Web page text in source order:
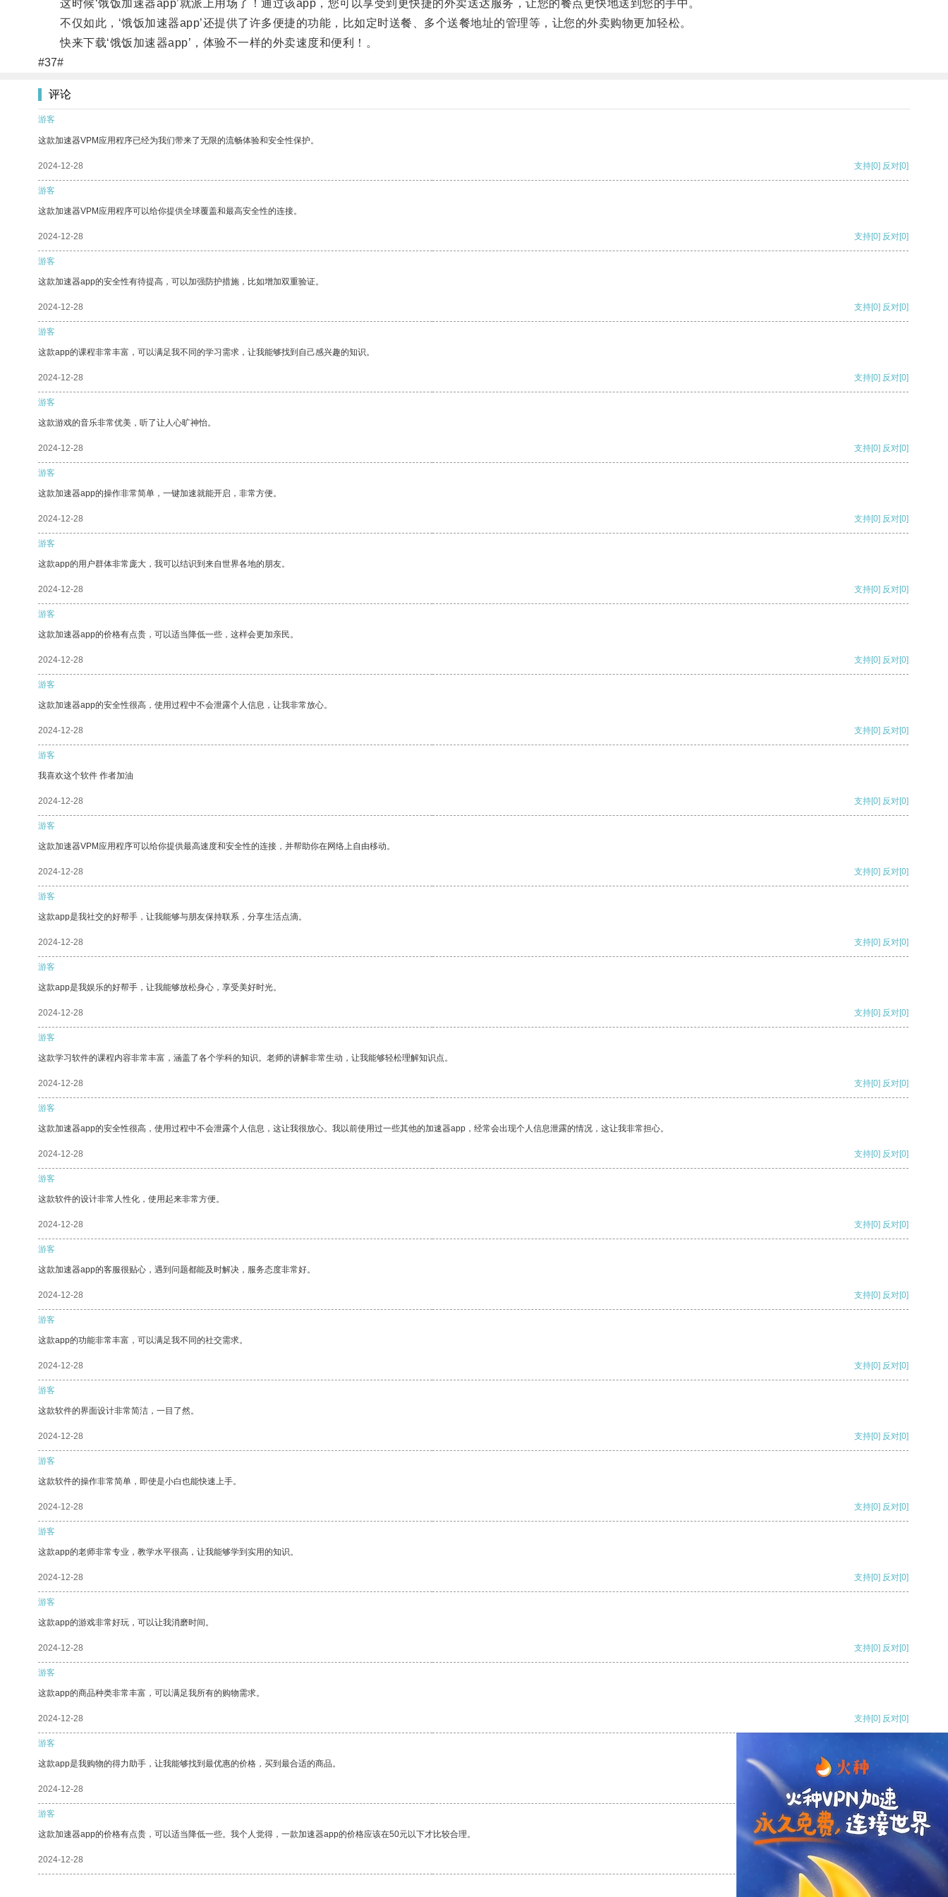
这时候‘饿饭加速器app’就派上用场了！通过该app，您可以享受到更快捷的外卖送达服务，让您的餐点更快地送到您的手中。
不仅如此，‘饿饭加速器app’还提供了许多便捷的功能，比如定时送餐、多个送餐地址的管理等，让您的外卖购物更加轻松。
快来下载‘饿饭加速器app’，体验不一样的外卖速度和便利！。
#37#
评论
游客
这款加速器VPM应用程序已经为我们带来了无限的流畅体验和安全性保护。
2024-12-28 支持[0] 反对[0]
游客
这款加速器VPM应用程序可以给你提供全球覆盖和最高安全性的连接。
2024-12-28 支持[0] 反对[0]
游客
这款加速器app的安全性有待提高，可以加强防护措施，比如增加双重验证。
2024-12-28 支持[0] 反对[0]
游客
这款app的课程非常丰富，可以满足我不同的学习需求，让我能够找到自己感兴趣的知识。
2024-12-28 支持[0] 反对[0]
游客
这款游戏的音乐非常优美，听了让人心旷神怡。
2024-12-28 支持[0] 反对[0]
游客
这款加速器app的操作非常简单，一键加速就能开启，非常方便。
2024-12-28 支持[0] 反对[0]
游客
这款app的用户群体非常庞大，我可以结识到来自世界各地的朋友。
2024-12-28 支持[0] 反对[0]
游客
这款加速器app的价格有点贵，可以适当降低一些，这样会更加亲民。
2024-12-28 支持[0] 反对[0]
游客
这款加速器app的安全性很高，使用过程中不会泄露个人信息，让我非常放心。
2024-12-28 支持[0] 反对[0]
游客
我喜欢这个软件 作者加油
2024-12-28 支持[0] 反对[0]
游客
这款加速器VPM应用程序可以给你提供最高速度和安全性的连接，并帮助你在网络上自由移动。
2024-12-28 支持[0] 反对[0]
游客
这款app是我社交的好帮手，让我能够与朋友保持联系，分享生活点滴。
2024-12-28 支持[0] 反对[0]
游客
这款app是我娱乐的好帮手，让我能够放松身心，享受美好时光。
2024-12-28 支持[0] 反对[0]
游客
这款学习软件的课程内容非常丰富，涵盖了各个学科的知识。老师的讲解非常生动，让我能够轻松理解知识点。
2024-12-28 支持[0] 反对[0]
游客
这款加速器app的安全性很高，使用过程中不会泄露个人信息，这让我很放心。我以前使用过一些其他的加速器app，经常会出现个人信息泄露的情况，这让我非常担心。
2024-12-28 支持[0] 反对[0]
游客
这款软件的设计非常人性化，使用起来非常方便。
2024-12-28 支持[0] 反对[0]
游客
这款加速器app的客服很贴心，遇到问题都能及时解决，服务态度非常好。
2024-12-28 支持[0] 反对[0]
游客
这款app的功能非常丰富，可以满足我不同的社交需求。
2024-12-28 支持[0] 反对[0]
游客
这款软件的界面设计非常简洁，一目了然。
2024-12-28 支持[0] 反对[0]
游客
这款软件的操作非常简单，即使是小白也能快速上手。
2024-12-28 支持[0] 反对[0]
游客
这款app的老师非常专业，教学水平很高，让我能够学到实用的知识。
2024-12-28 支持[0] 反对[0]
游客
这款app的游戏非常好玩，可以让我消磨时间。
2024-12-28 支持[0] 反对[0]
游客
这款app的商品种类非常丰富，可以满足我所有的购物需求。
2024-12-28 支持[0] 反对[0]
游客
这款app是我购物的得力助手，让我能够找到最优惠的价格，买到最合适的商品。
2024-12-28 支持 反对
游客
这款加速器app的价格有点贵，可以适当降低一些。我个人觉得，一款加速器app的价格应该在50元以下才比较合理。
2024-12-28 [0]